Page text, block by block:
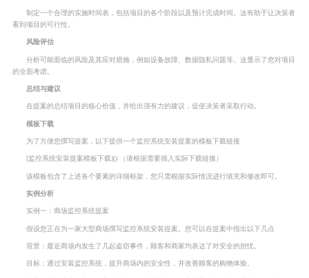
制定一个合理的实施时间表，包括项目的各个阶段以及预计完成时间。这有助于让决策者
看到项目的可行性。
风险评估
分析可能面临的风险及其应对措施，例如设备故障、数据隐私问题等。这显示了您对项目
的全面考虑。
总结与建议
在提案的总结项目的核心价值，并给出强有力的建议，促使决策者采取行动。
模板下载
为了方便您撰写提案，以下提供一个监控系统安装提案的模板下载链接
[监控系统安装提案模板下载]() （请根据需要插入实际下载链接）
该模板包含了上述各个要素的详细框架，您只需根据实际情况进行填充和修改即可。
实例分析
实例一：商场监控系统提案
假设您正在为一家大型商场撰写监控系统安装提案。您可以在提案中指出以下几点
背景：最近商场内发生了几起盗窃事件，顾客和商家均表达了对安全的担忧。
目标：通过安装监控系统，提升商场内的安全性，并改善顾客的购物体验。